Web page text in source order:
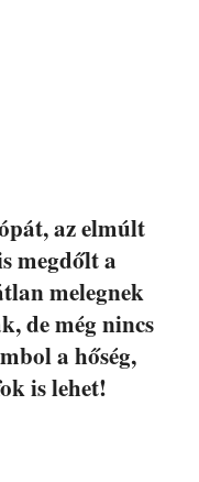
az elmúlt
megdőlt a
melegnek
de még nincs
a hőség,
is lehet!